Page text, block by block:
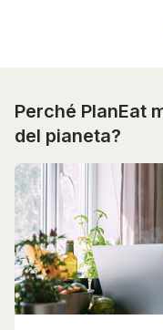
Perché PlanEat
del pianeta?